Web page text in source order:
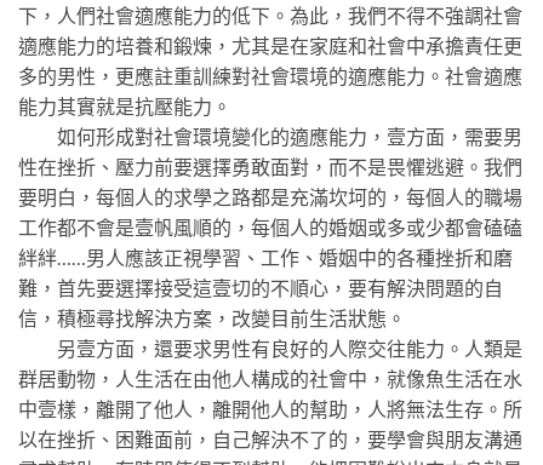
下，人們社會適應能力的低下。為此，我們不得不強調社會
適應能力的培養和鍛煉，尤其是在家庭和社會中承擔責任更
多的男性，更應註重訓練對社會環境的適應能力。社會適應
能力其實就是抗壓能力。
如何形成對社會環境變化的適應能力，壹方面，需要男
性在挫折、壓力前要選擇勇敢面對，而不是畏懼逃避。我們
要明白，每個人的求學之路都是充滿坎坷的，每個人的職場
工作都不會是壹帆風順的，每個人的婚姻或多或少都會磕磕
絆絆……男人應該正視學習、工作、婚姻中的各種挫折和磨
難，首先要選擇接受這壹切的不順心，要有解決問題的自
信，積極尋找解決方案，改變目前生活狀態。
另壹方面，還要求男性有良好的人際交往能力。人類是
群居動物，人生活在由他人構成的社會中，就像魚生活在水
中壹樣，離開了他人，離開他人的幫助，人將無法生存。所
以在挫折、困難面前，自己解決不了的，要學會與朋友溝通